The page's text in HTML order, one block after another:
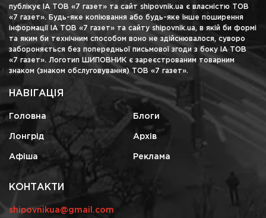
публікує ІА ТОВ «7 газет» та сайт shipovnik.ua є власністю ТОВ
«7 газет». Будь-яке копіювання або будь-яке інше поширення
інформації ІА ТОВ «7 газет» та сайту shipovnik.ua, в якій би формі
та яким би технічним способом воно не здійснювалося, суворо
забороняється без попередньої письмової згоди з боку ІА ТОВ
«7 газет». Логотип ШИПОВНИК є зареєстрованим товарним
знаком (знаком обслуговування) ТОВ «7 газет».
НАВІГАЦІЯ
Головна Блоги
Лонгрід Архів
Афіша Реклама
КОНТАКТИ
shipovnikua@gmail.com